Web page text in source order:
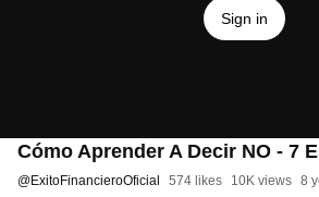
Sign in
Cómo Aprender A Decir NO - 7
@ExitoFinancieroOficial 574 likes 10K views 8